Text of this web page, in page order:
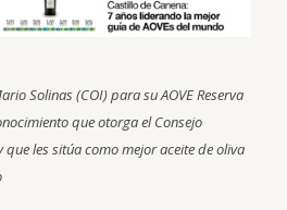
Solinas (COI) para su AOVE Reserva
que otorga el Consejo
que les sitúa como mejor aceite de oliva